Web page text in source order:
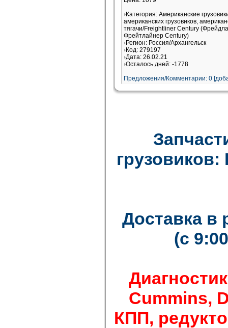
Категория: Американские
американских грузовиков,
тягачи/Freightliner Century
Фрейтлайнер Century)
Регион: Россия/Архангельск
Код: 279197
Дата: 26.02.21
Осталось дней: -1778
Предложения/Комментарии: 0
Доставка в
(с
Cummins,
КПП,